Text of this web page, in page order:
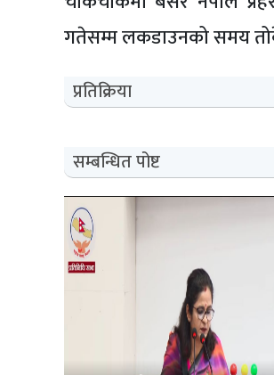
गतेसम्म लकडाउनको समय
प्रतिक्रिया
सम्बन्धित पोष्ट